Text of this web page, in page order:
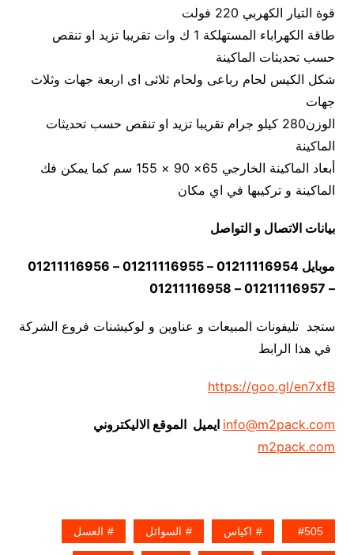
قوة التيار الكهربي 220 فولت
طاقة الكهراباء المستهلكة 1 ك وات تقريبا تزيد او تنقص
حسب تحديثات الماكينة
شكل الكيس لحام رباعى ولحام ثلاثى اى اربعة جهات وثلاث
جهات
الوزن280 كيلو جرام تقريبا تزيد او تنقص حسب تحديثات
الماكينة
أبعاد الماكينة الخارجي 65× 90 × 155 سم كما يمكن فك
الماكينة و تركيبها في اي مكان
بيانات الاتصال و التواصل
موبايل 01211116954 – 01211116955 – 01211116956
– 01211116957 – 01211116958
ستجد تليفونات المبيعات و عناوين و لوكيشنات فروع الشركة
في هذا الرابط
https://goo.gl/en7xfB
info@m2pack.com ايميل الموقع الاليكتروني
m2pack.com
505 اكياس السوائل العسل